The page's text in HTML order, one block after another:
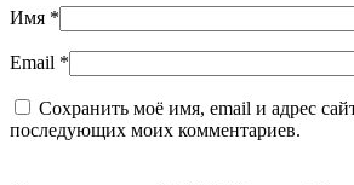
Имя *
Email *
Сохранить моё имя, email и адрес
последующих моих комментариев.